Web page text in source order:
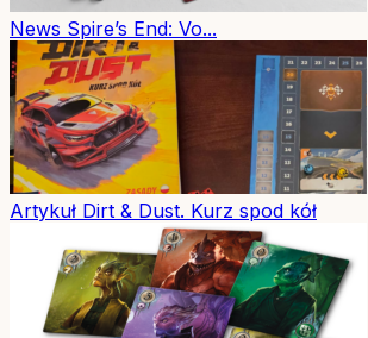
News Spire’s End: Vo...
Artykuł Dirt & Dust. Kurz spod kół